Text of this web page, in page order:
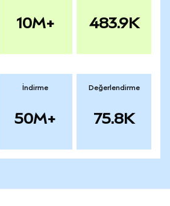
10M+ 483.9K
İndirme
50M+
Değerlendirme
75.8K